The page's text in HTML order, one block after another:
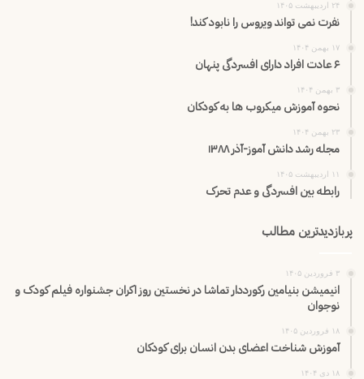
۲۴ اردیبهشت ۱۴۰۵
نفرت نمی تواند ویروس را نابود کند!
۱۷ بهمن ۱۴۰۴
۶ عادت افراد دارای افسردگی پنهان
۳ بهمن ۱۴۰۴
نحوه آموزش میکروب ها به کودکان
۲۳ بهمن ۱۴۰۴
مجله رشد دانش آموز-آذر ۱۳۸۸
۱۱ اردیبهشت ۱۴۰۵
رابطه بین افسردگی و عدم تحرک
پربازدیدترین مطالب
۳ فروردین ۱۴۰۵
انیمیشن بنیامین رکورددار تماشا در نخستین روز اکران‌ جشنواره فیلم کودک و
نوجوان
۱۸ فروردین ۱۴۰۵
آموزش شناخت اعضای بدن انسان برای کودکان
۱۸ دی ۱۴۰۴